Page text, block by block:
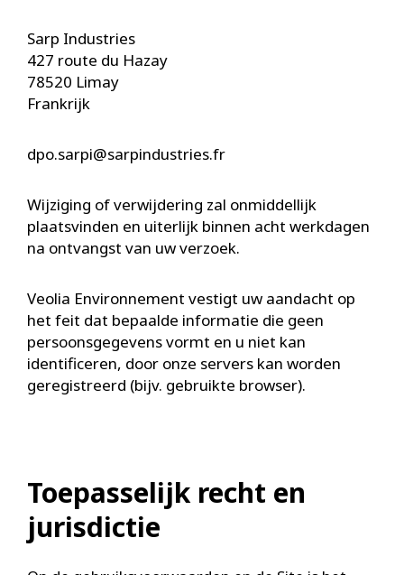
Sarp Industries
427 route du Hazay
78520 Limay
Frankrijk
dpo.sarpi@sarpindustries.fr
Wijziging of verwijdering zal onmiddellijk
plaatsvinden en uiterlijk binnen acht werkdagen
na ontvangst van uw verzoek.
Veolia Environnement vestigt uw aandacht op
het feit dat bepaalde informatie die geen
persoonsgegevens vormt en u niet kan
identificeren, door onze servers kan worden
geregistreerd (bijv. gebruikte browser).
Toepasselijk recht en
jurisdictie